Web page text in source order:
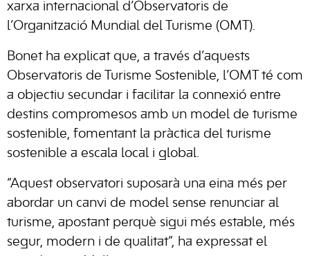
xarxa internacional d’Observatoris de
l’Organització Mundial del Turisme (OMT).
Bonet ha explicat que, a través d’aquests
Observatoris de Turisme Sostenible, l’OMT té com
a objectiu secundar i facilitar la connexió entre
destins compromesos amb un model de turisme
sostenible, fomentant la pràctica del turisme
sostenible a escala local i global.
“Aquest observatori suposarà una eina més per
abordar un canvi de model sense renunciar al
turisme, apostant perquè sigui més estable, més
segur, modern i de qualitat”, ha expressat el